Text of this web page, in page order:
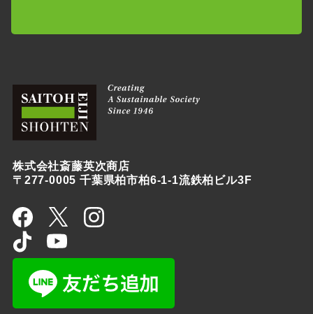
株式会社斎藤英次商店
〒277-0005 千葉県柏市柏6-1-1流鉄柏ビル3F